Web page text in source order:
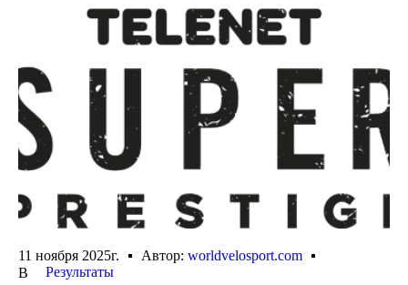
11 ноября 2025г. Автор: worldvelosport.com
В
Результаты